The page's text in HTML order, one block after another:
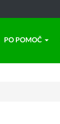
PO POMOČ